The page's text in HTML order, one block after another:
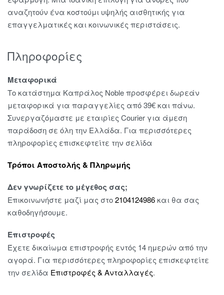
αναζητούν ένα κοστούμι υψηλής αισθητικής για
επαγγελματικές και κοινωνικές περιστάσεις.
Πληροφορίες
Μεταφορικά
Το κατάστημα Καπράλος Noble προσφέρει δωρεάν
μεταφορικά για παραγγελίες από 39€ και πάνω.
Συνεργαζόμαστε με εταιρίες Courier για άμεση
παράδοση σε όλη την Ελλάδα. Για περισσότερες
πληροφορίες επισκεφτείτε την σελίδα
Τρόποι Αποστολής & Πληρωμής
Δεν γνωρίζετε το μέγεθος σας;
Επικοινωνήστε μαζί μας στο2104124986και θα σας
καθοδηγήσουμε.
Επιστροφές
Έχετε δικαίωμα επιστροφής εντός 14 ημερών από την
αγορά. Για περισσότερες πληροφορίες επισκεφτείτε
την σελίδα Επιστροφές & Ανταλλαγές.